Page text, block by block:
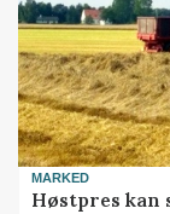
MARKED
Høstpres kan